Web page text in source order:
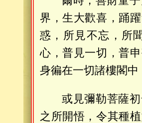
界，生大歡喜，踊
惑，所見不忘，所
心，普見一切，普
身徧在一切諸樓閣中
或見彌勒菩薩
之所開悟，令其種